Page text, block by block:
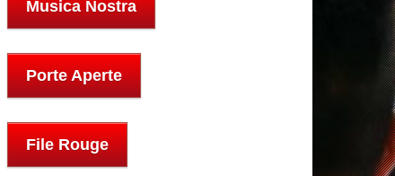
Musica Nostra
Porte Aperte
File Rouge